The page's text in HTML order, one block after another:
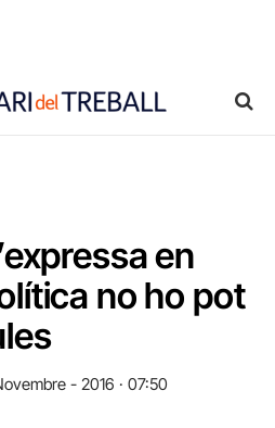
en
no ho pot
- 2016 · 07:50